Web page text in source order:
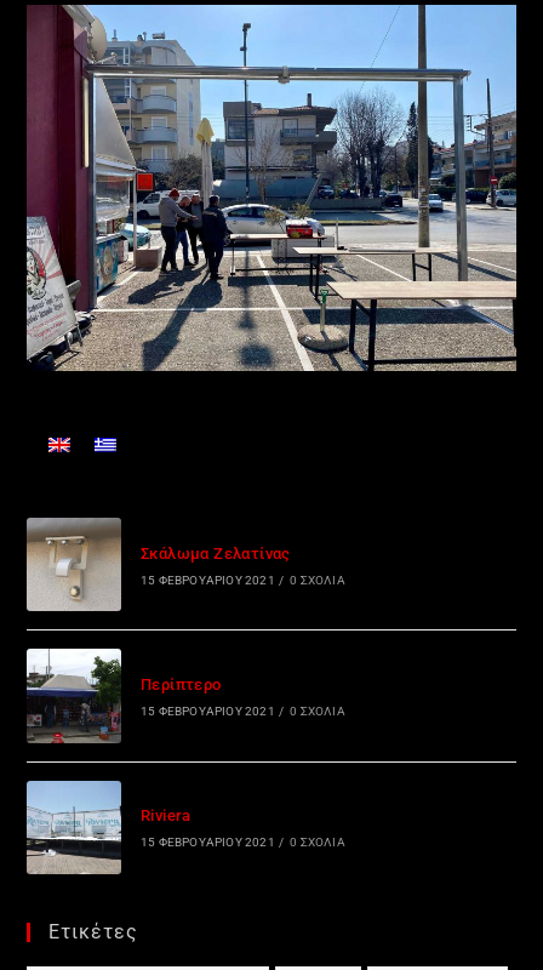
Σκάλωμα Ζελατίνας
15 ΦΕΒΡΟΥΑΡΊΟΥ 2021 / 0 ΣΧΌΛΙΑ
Περίπτερο
15 ΦΕΒΡΟΥΑΡΊΟΥ 2021 / 0 ΣΧΌΛΙΑ
Riviera
15 ΦΕΒΡΟΥΑΡΊΟΥ 2021 / 0 ΣΧΌΛΙΑ
Ετικέτες